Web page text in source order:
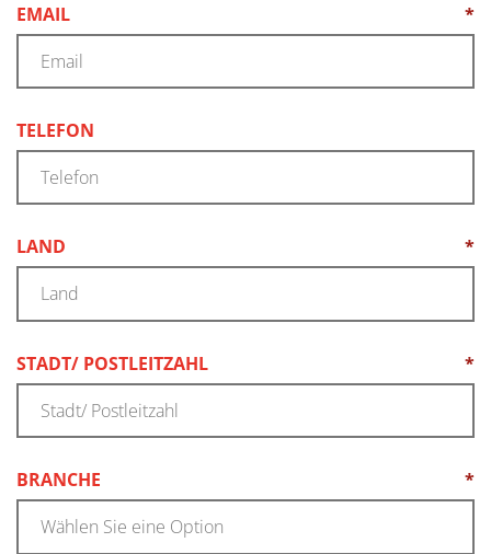
EMAIL *
(REQUIRED)
TELEFON
LAND *
(REQUIRED)
STADT/ POSTLEITZAHL *
(REQUIRED)
BRANCHE *
(REQUIRED)